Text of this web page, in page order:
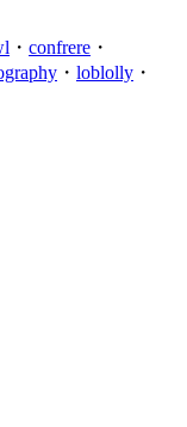
・ confrere ・
・ loblolly ・